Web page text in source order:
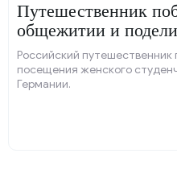
Путешественник
общежитии и
Российский
посещения женского
Германии.